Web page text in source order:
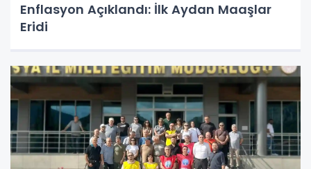
Enflasyon Açıklandı: İlk Aydan Maaşlar
Eridi